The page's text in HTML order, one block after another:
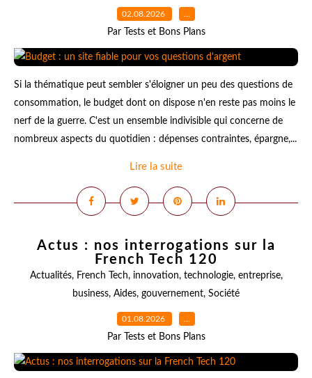
02.08.2026 …
Par Tests et Bons Plans
Si la thématique peut sembler s'éloigner un peu des questions de
consommation, le budget dont on dispose n'en reste pas moins le
nerf de la guerre. C'est un ensemble indivisible qui concerne de
nombreux aspects du quotidien : dépenses contraintes, épargne,...
Lire la suite
Actus : nos interrogations sur la
French Tech 120
Actualités, French Tech, innovation, technologie, entreprise,
business, Aides, gouvernement, Société
01.08.2026 …
Par Tests et Bons Plans